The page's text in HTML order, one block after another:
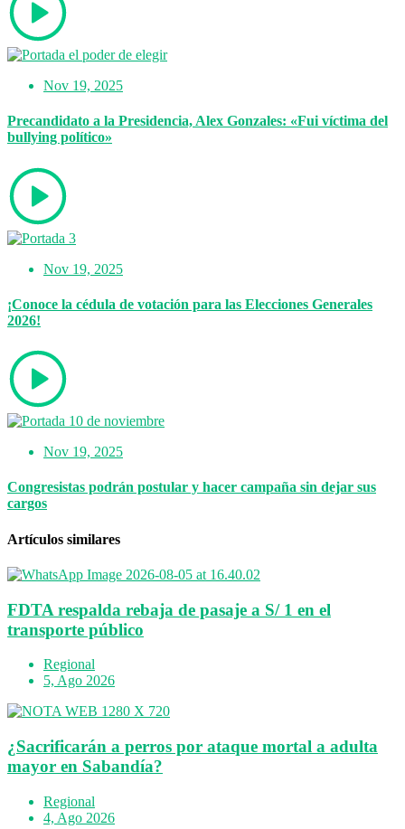
Nov 19, 2025
Precandidato a la Presidencia, Alex Gonzales: «Fui víctima del
bullying político»
Nov 19, 2025
¡Conoce la cédula de votación para las Elecciones Generales
2026!
Nov 19, 2025
Congresistas podrán postular y hacer campaña sin dejar sus
cargos
Artículos similares
FDTA respalda rebaja de pasaje a S/ 1 en el
transporte público
Regional
5, Ago 2026
¿Sacrificarán a perros por ataque mortal a adulta
mayor en Sabandía?
Regional
4, Ago 2026